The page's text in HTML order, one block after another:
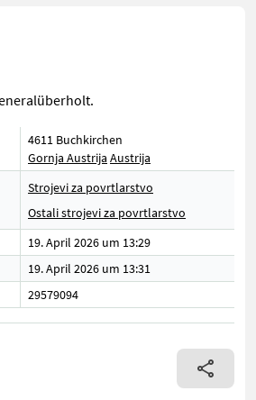
4611 Buchkirchen
Gornja Austrija Austrija
Strojevi za povrtlarstvo
Ostali strojevi za povrtlarstvo
19. April 2026 um 13:29
19. April 2026 um 13:31
29579094